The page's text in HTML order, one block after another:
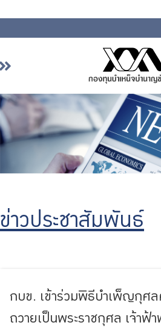
หน้าหลัก
เกี่ยวกับ กบข.
บริการสมาชิก
รายงานผลการดำเนินงาน
ร่วมงานกับเรา
ติดต่อเรา
ข่าวประชาสัมพันธ์
กบข. เข้าร่วมพิธีบำเพ็ญกุศล
ถวายเป็นพระราชกุศล เจ้าฟ้